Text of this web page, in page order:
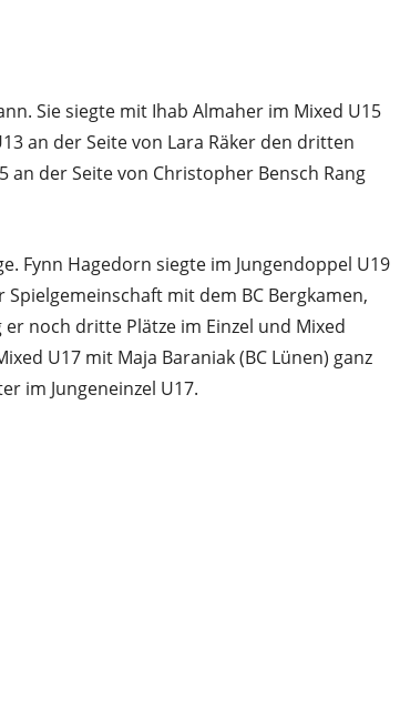
Sie siegte mit Ihab Almaher im Mixed U15
an der Seite von Lara Räker den dritten
an der Seite von Christopher Bensch Rang
Fynn Hagedorn siegte im Jungendoppel U19
mit dem BC Bergkamen,
noch dritte Plätze im Einzel und Mixed
U17 mit Maja Baraniak (BC Lünen) ganz
im Jungeneinzel U17.